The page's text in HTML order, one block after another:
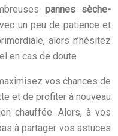
pannes sèche-
un peu de patience et
alors n’hésitez
en cas de doute.
vos chances de
et de profiter à nouveau
chauffée. Alors, à vos
à partager vos astuces